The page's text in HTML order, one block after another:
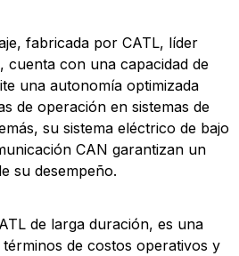
fabricada por CATL, líder
cuenta con una capacidad de
una autonomía optimizada
de operación en sistemas de
su sistema eléctrico de bajo
CAN garantizan un
su desempeño.
de larga duración, es una
de costos operativos y